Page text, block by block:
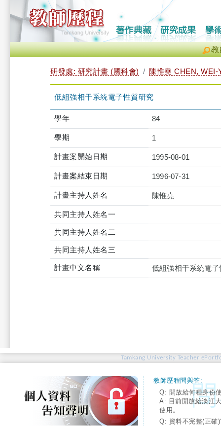
教
研發處: 研究計畫 (國科會) 陳惟堯 CHEN, WEI-
低組強相干系統電子性質研究
學年 84
學期 1
計畫案開始日期 1995-08-01
計畫案結束日期 1996-07-31
計畫主持人姓名 陳惟堯
共同主持人姓名一
共同主持人姓名二
共同主持人姓名三
計畫中文名稱 低組強相干系統電
Tamkang University Teacher
教師歷程問與答:
Q: 開放給何種身份
A: 目前開放給淡江
使用。
Q: 資料不完整(正確